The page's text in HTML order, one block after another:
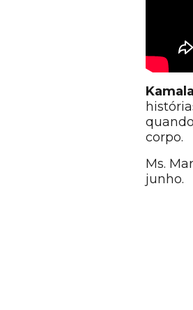
corpo.
Ms.
junho.